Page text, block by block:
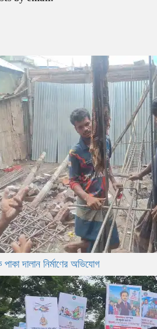
দালান নির্মাণের অভিযোগ